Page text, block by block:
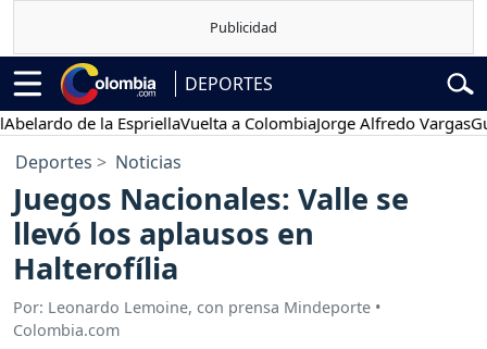
DEPORTES
de la EspriellaVuelta a ColombiaJorge Alfredo Vargas
Deportes Noticias
Juegos Nacionales: Valle se
llevó los aplausos en
Halterofília
Por: Leonardo Lemoine, con prensa Mindeporte •
Colombia.com